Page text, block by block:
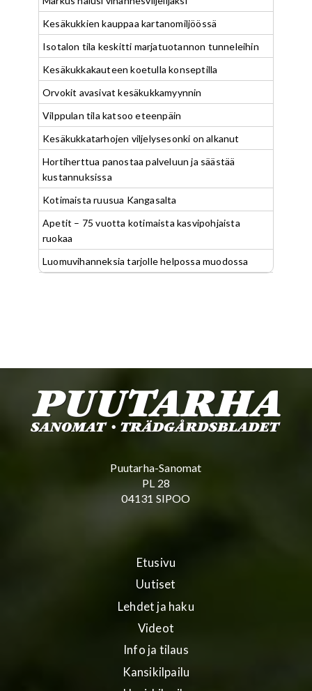
Kesäkukkien kauppaa kartanomiljöössä
Isotalon tila keskitti marjatuotannon tunneleihin
Kesäkukkakauteen koetulla konseptilla
Orvokit avasivat kesäkukkamyynnin
Vilppulan tila katsoo eteenpäin
Kesäkukkatarhojen viljelysesonki on alkanut
Hortiherttua panostaa palveluun ja säästää
kustannuksissa
Kotimaista ruusua Kangasalta
Apetit – 75 vuotta kotimaista kasvipohjaista
ruokaa
Luomuvihanneksia tarjolle helpossa muodossa
Puutarha-Sanomat
PL 28
04131 SIPOO
Etusivu
Uutiset
Lehdet ja haku
Videot
Info ja tilaus
Kansikilpailu